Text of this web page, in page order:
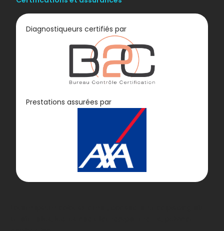
Diagnostic
Diagnostiqueurs certifiés par
Prestations assurées par